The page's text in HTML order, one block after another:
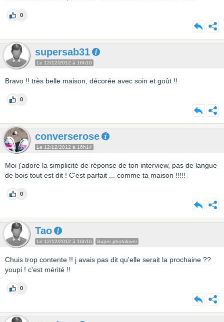
0
supersab31
Le 12/12/2012 à 16h10
Bravo !! très belle maison, décorée avec soin et goût !!
0
converserose
Le 12/12/2012 à 16h14
Moi j'adore la simplicité de réponse de ton interview, pas de langue
de bois tout est dit ! C'est parfait ... comme ta maison !!!!!
0
Tao
Le 12/12/2012 à 16h16 Super photolover
Chuis trop contente !! j avais pas dit qu'elle serait la prochaine ??
youpi ! c'est mérité !!
0